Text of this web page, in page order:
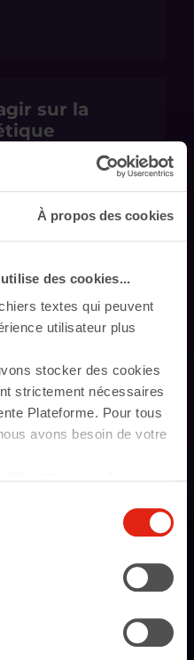
À propos des cookies
des cookies...
textes qui peuvent
utilisateur plus
stocker des cookies
strictement nécessaires
Plateforme. Pour tous
avons besoin de votre
À tout moment,
votre consentement.
comment vous
nous traitons les
sur la
le
mieux
l’IH